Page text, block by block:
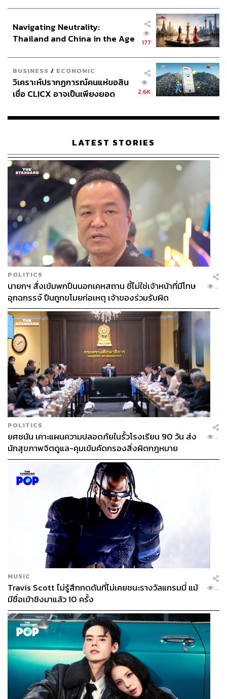
Navigating Neutrality:
Thailand and China in the Age
177
BUSINESS / ECONOMIC
วิเคราะห์ปรากฏการณ์คนแห่ขอสิน
เชื่อ CLICX อาจเป็นเพียงยอด
เรือนไทยที่ถูกซุกไว้
2.6K
LATEST STORIES
POLITICS
นายกฯ สั่งเข้มพกปืนนอกเคหสถาน ชี้ไม่ใช่เจ้าหน้าที่มีโทษ
อุกฉกรรจ์ ปืนถูกขโมยก่อเหตุ เจ้าของร่วมรับผิด
...
POLITICS
ยศชนัน เคาะแผนความปลอดภัยในรั้วโรงเรียน 90 วัน ส่ง
นักสุขภาพจิตดูแล-คุมเข้มคัดกรองสิ่งผิดกฎหมาย
...
MUSIC
Travis Scott ไม่รู้สึกกดดันที่ไม่เคยชนะรางวัลแกรมมี่ แม้
มีชื่อเข้าชิงมาแล้ว 10 ครั้ง
...